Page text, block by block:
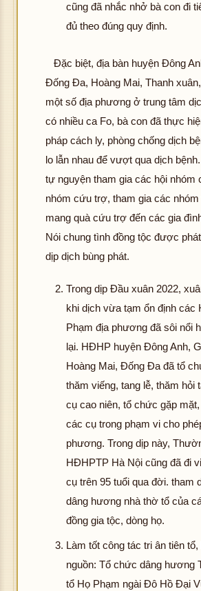
cũng đã nhắc nhở bà con đi
đủ theo đúng quy định.
Đặc biệt, địa bàn huyện Đông
Đống Đa, Hoàng Mai, Thanh
một số địa phương ở trung tâm
có nhiều ca Fo, bà con đã thực
pháp cách ly, phòng chống dịch
lo lẫn nhau để vượt qua dịch
tự nguyện tham gia các hội nhóm
nhóm cứu trợ, tham gia các nhóm
mang quà cứu trợ đến các gia
Nói chung tình đồng tộc được
dịp dịch bùng phát.
Trong dịp Đầu xuân 2022,
khi dịch vừa tạm ổn định các
Phạm địa phương đã sôi nổi
lại. HĐHP huyện Đông Anh,
Hoàng Mai, Đống Đa đã tổ
thăm viếng, tang lễ, thăm hỏi
cụ cao niên, tổ chức gặp
các cụ trong phạm vi cho
phương. Trong dịp này,
HĐHPTP Hà Nội cũng đã đi
cụ trên 95 tuổi qua đời. tham
dâng hương nhà thờ tổ của
đồng gia tộc, dòng họ.
Làm tốt công tác tri ân tiên
nguồn: Tổ chức dâng hương
tổ Họ Phạm ngài Đô Hồ Đại